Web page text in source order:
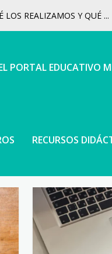
LOS REALIZAMOS Y QUÉ ...
PORTAL EDUCATIVO
RECURSOS